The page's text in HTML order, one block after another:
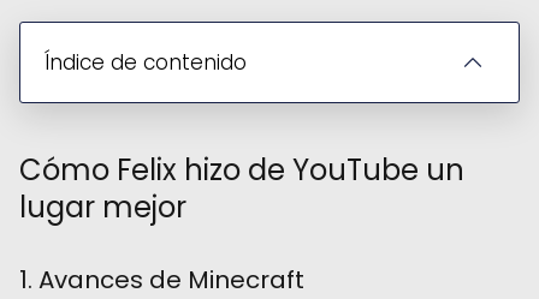
Índice de contenido
Cómo Felix hizo de YouTube un
lugar mejor
1. Avances de Minecraft